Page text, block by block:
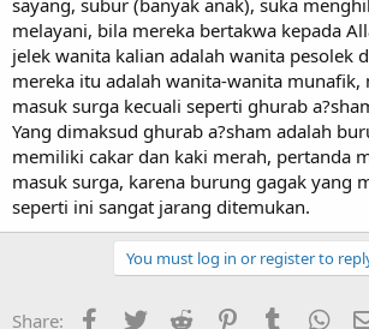
melayani, bila mereka bertakwa kepada
jelek wanita kalian adalah wanita pesolek
mereka itu adalah wanita-wanita munafik,
masuk surga kecuali seperti ghurab
Yang dimaksud ghurab a?sham adalah
memiliki cakar dan kaki merah, pertanda
masuk surga, karena burung gagak yang
seperti ini sangat jarang ditemukan.
You must log in or register to
Share: Facebook
Twitter Reddit PinterestTumblr